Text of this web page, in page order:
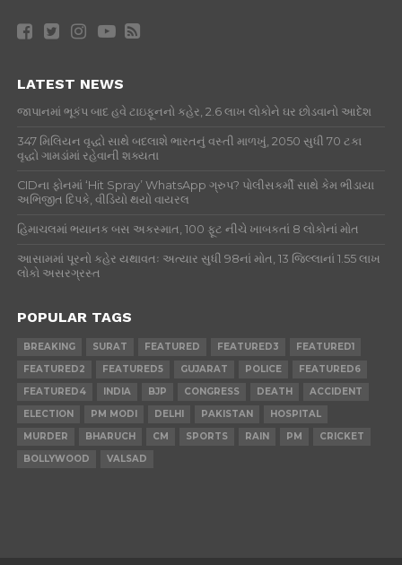
LATEST NEWS
જાપાનમાં ભૂકંપ બાદ હવે ટાઇફૂનનો કહેર, 2.6 લાખ લોકોને ઘર છોડવાનો આદેશ
347 મિલિયન વૃદ્ધો સાથે બદલાશે ભારતનું વસ્તી માળખું, 2050 સુધી 70 ટકા
વૃદ્ધો ગામડાંમાં રહેવાની શક્યતા
CIDના ફોનમાં ‘Hit Spray’ WhatsApp ગ્રુપ? પોલીસકર્મી સાથે કેમ ભીડાયા
અભિજીત દિપકે, વીડિયો થયો વાયરલ
હિમાચલમાં ભયાનક બસ અકસ્માત, 100 ફૂટ નીચે ખાબકતાં 8 લોકોનાં મોત
આસામમાં પૂરનો કહેર યથાવતઃ અત્યાર સુધી 98નાં મોત, 13 જિલ્લાનાં 1.55 લાખ
લોકો અસરગ્રસ્ત
POPULAR TAGS
BREAKING SURAT FEATURED FEATURED3
FEATURED1
FEATURED2
FEATURED5 GUJARAT POLICE
FEATURED6
FEATURED4
INDIA BJP CONGRESS DEATH
ACCIDENT
ELECTION
PM MODI DELHI PAKISTAN
HOSPITAL
MURDER
BHARUCH CM SPORTS RAIN PM
CRICKET
BOLLYWOOD
VALSAD